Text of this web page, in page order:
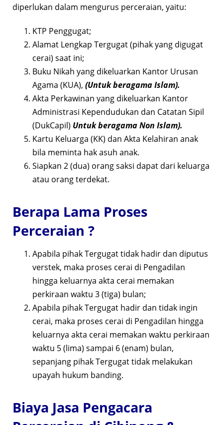
diperlukan dalam mengurus perceraian, yaitu:
KTP Penggugat;
Alamat Lengkap Tergugat (pihak yang digugat
cerai) saat ini;
Buku Nikah yang dikeluarkan Kantor Urusan
Agama (KUA), (Untuk beragama Islam).
Akta Perkawinan yang dikeluarkan Kantor
Administrasi Kependudukan dan Catatan Sipil
(DukCapil) Untuk beragama Non Islam).
Kartu Keluarga (KK) dan Akta Kelahiran anak
bila meminta hak asuh anak.
Siapkan 2 (dua) orang saksi dapat dari keluarga
atau orang terdekat.
Berapa Lama Proses
Perceraian ?
Apabila pihak Tergugat tidak hadir dan diputus
verstek, maka proses cerai di Pengadilan
hingga keluarnya akta cerai memakan
perkiraan waktu 3 (tiga) bulan;
Apabila pihak Tergugat hadir dan tidak ingin
cerai, maka proses cerai di Pengadilan hingga
keluarnya akta cerai memakan waktu perkiraan
waktu 5 (lima) sampai 6 (enam) bulan,
sepanjang pihak Tergugat tidak melakukan
upayah hukum banding.
Biaya Jasa Pengacara